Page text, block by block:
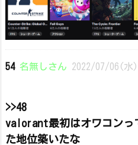
54 名無しさん 2022/07/06(水
>>48
valorant最初はオワコンっ
た地位築いたな